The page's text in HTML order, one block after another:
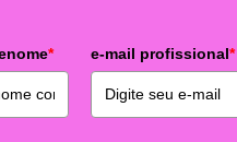
* e-mail profissional*